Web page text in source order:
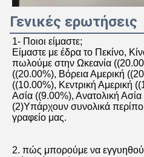
Γενικές ερωτήσεις
1- Ποιοι είμαστε;
Είμαστε με έδρα το Πεκίνο,
πωλούμε στην Ωκεανία
((20.00%), Βόρεια Αμερική
((10.00%), Κεντρική Αμερική
Ασία ((9.00%), Ανατολική
(2)Υπάρχουν συνολικά
γραφείο μας.
2. πώς μπορούμε να